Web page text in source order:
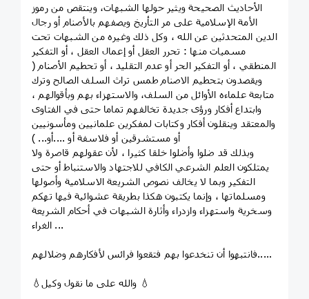
الأحاديث الصحيحة ويثير حولها الشبهات، وينتقص من رموز
الأمة الإسلامية على مر التأريخ ويصفهم بالأصنام أو رجال
الدين المتحدثين عن الله ، وكل ذلك وغيره من الشبهات تحت
مسميات منها : تحرر العقل أو إعمال العقل ، أو التفكير
المنطقي ، أو التفكير الحر أو عدم التقليد ، أو تحطيم الأصنام (
ويقصدون بتحطيم الاصنام طمس تراث السلف الصالح وترك
متابعة علماءه الأوائل من السلف، والاستهزاء بهم وبأقوالهم ،
وابتداع أفكار ورؤى جديدة تخالفهم تماما حتى في الفتاوى
والمعتقد وينقلون أفكار وكتابات لمفكرين علمانيين ومأسونيين
أو مستشرقين أو فلاسفة أو ....أو... )
وبذلك قد ضلوا وأضلوا خلقا كثيرا ، لأن عقولهم قاصرة ولا
يمتلكون العلم الشرعي الكافي للاجتهاد والاستنباط أو حتى
التفكير وبما لا يخالف نصوص الشريعة الاسلامية وأصولها
ومسلماتها ، وإنما يكتبون هكذا بطريقة عشوائية فيها تهكم
وسخرية واستهزاء وازدراء وأثارة الشبهات في أحكام الشريعة
الغراء ...
فانتبهوا أن تنخدعوا بهم فتقعوا فرائس لأفكارهم وضلالهم.....
💧والله على ما نقول وكيل 💧